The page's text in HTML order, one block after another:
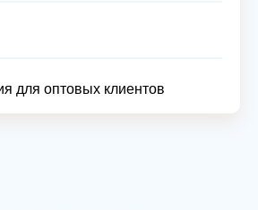
для оптовых клиентов